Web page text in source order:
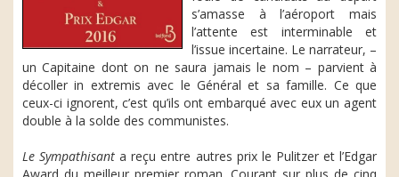
s’amasse à l’aéroport mais
l’attente est interminable et
l’issue incertaine. Le narrateur, –
un Capitaine dont on ne saura jamais le nom – parvient à
décoller in extremis avec le Général et sa famille. Ce que
ceux-ci ignorent, c’est qu’ils ont embarqué avec eux un agent
double à la solde des communistes.
Le Sympathisant a reçu entre autres prix le Pulitzer et l’Edgar